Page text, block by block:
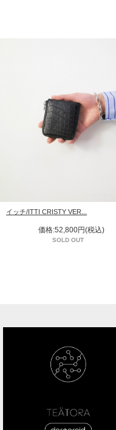
イッチ/ITTI CRISTY VER...
価格:52,800円(税込)
SOLD OUT